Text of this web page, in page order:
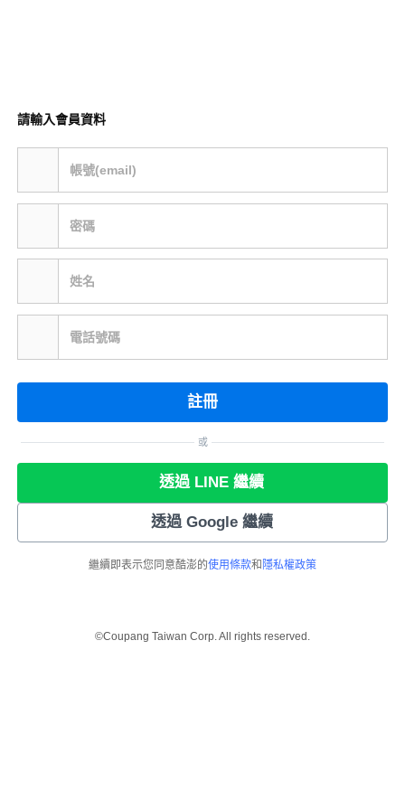
請輸入會員資料
帳號(email)
密碼
姓名
電話號碼
註冊
或
透過 LINE 繼續
透過 Google 繼續
繼續即表示您同意酷澎的使用條款和 隱私權政策
©Coupang Taiwan Corp. All rights reserved.